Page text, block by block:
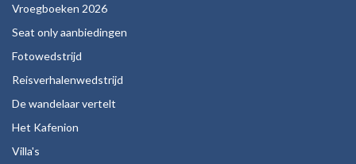
Vroegboeken 2026
Seat only aanbiedingen
Fotowedstrijd
Reisverhalenwedstrijd
De wandelaar vertelt
Het Kafenion
Villa's